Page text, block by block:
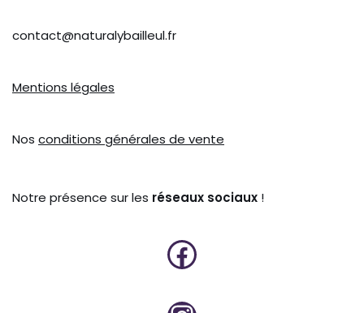
contact@naturalybailleul.fr
Mentions légales
Nos conditions générales de vente
Notre présence sur les réseaux sociaux !